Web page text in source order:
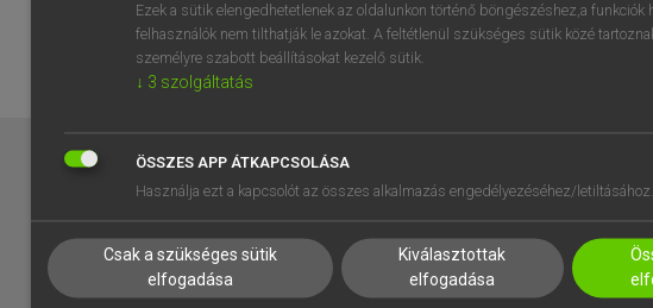
EGYÉNI FELHASZNÁLÓKNAK
TANULÓKNAK
VÁLLALATI MEGOLDÁSOK
SÚGÓ
RÓLUNK
SÜTI BEÁLLÍTÁSOK
Ezek a sütik elengedhetetlenek az oldalunkon történő böngészéshez,a funkciók
felhasználók nem tilthatják le azokat. A feltétlenül szükséges sütik közé
személyre szabott beállításokat kezelő sütik.
↓ 3 szolgáltatás
ÖSSZES APP ÁTKAPCSOLÁSA
Használja ezt a kapcsolót az összes alkalmazás engedélyezéséhez/letiltásához.
Csak a szükséges sütik
elfogadása
Kiválasztottak
elfogadása